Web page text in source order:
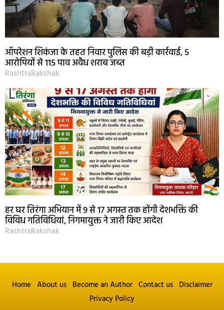
ऑपरेशन शिकंजा के तहत निवार पुलिस की बड़ी कार्रवाई, 5
आरोपियों से 115 पाव अवैध शराब जब्त
RashtraRakshak
हर घर तिरंगा अभियान में 9 से 17 अगस्त तक होंगी देशभक्ति की
विविध गतिविधियां, निगमायुक्त ने जारी किए आदेश
RashtraRakshak
Home About us Become an Author Contact us Disclaimer
Privacy Policy